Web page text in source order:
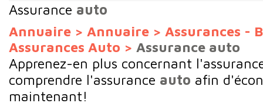
Assurance auto
Annuaire > Annuaire > Assurances -
Assurances Auto > Assurance auto
Apprenez-en plus concernant
comprendre l'assurance auto afin
maintenant!